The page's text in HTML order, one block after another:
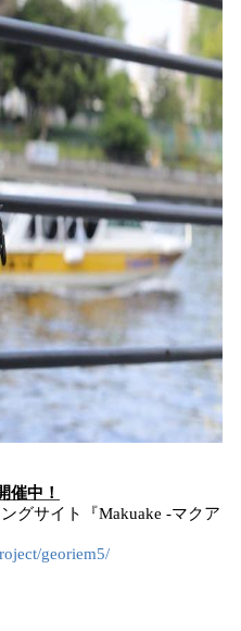
催中！
グサイト『Makuake -マクア
georiem5/